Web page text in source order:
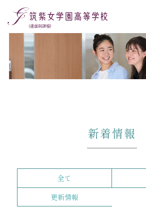
(通信制課程)
新着情報
全て
更新情報